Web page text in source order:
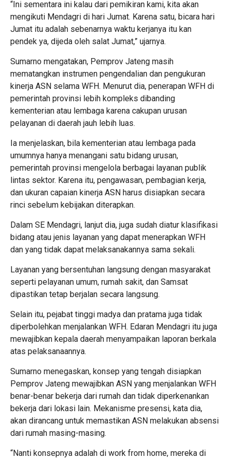
“Ini sementara ini kalau dari pemikiran kami, kita akan
mengikuti Mendagri di hari Jumat. Karena satu, bicara hari
Jumat itu adalah sebenarnya waktu kerjanya itu kan
pendek ya, dijeda oleh salat Jumat,” ujarnya.
Sumarno mengatakan, Pemprov Jateng masih
mematangkan instrumen pengendalian dan pengukuran
kinerja ASN selama WFH. Menurut dia, penerapan WFH di
pemerintah provinsi lebih kompleks dibanding
kementerian atau lembaga karena cakupan urusan
pelayanan di daerah jauh lebih luas.
Ia menjelaskan, bila kementerian atau lembaga pada
umumnya hanya menangani satu bidang urusan,
pemerintah provinsi mengelola berbagai layanan publik
lintas sektor. Karena itu, pengawasan, pembagian kerja,
dan ukuran capaian kinerja ASN harus disiapkan secara
rinci sebelum kebijakan diterapkan.
Dalam SE Mendagri, lanjut dia, juga sudah diatur klasifikasi
bidang atau jenis layanan yang dapat menerapkan WFH
dan yang tidak dapat melaksanakannya sama sekali.
Layanan yang bersentuhan langsung dengan masyarakat
seperti pelayanan umum, rumah sakit, dan Samsat
dipastikan tetap berjalan secara langsung.
Selain itu, pejabat tinggi madya dan pratama juga tidak
diperbolehkan menjalankan WFH. Edaran Mendagri itu juga
mewajibkan kepala daerah menyampaikan laporan berkala
atas pelaksanaannya.
Sumarno menegaskan, konsep yang tengah disiapkan
Pemprov Jateng mewajibkan ASN yang menjalankan WFH
benar-benar bekerja dari rumah dan tidak diperkenankan
bekerja dari lokasi lain. Mekanisme presensi, kata dia,
akan dirancang untuk memastikan ASN melakukan absensi
dari rumah masing-masing.
“Nanti konsepnya adalah di work from home, mereka di